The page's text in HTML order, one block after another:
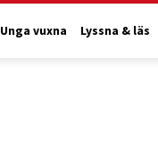
Unga vuxna Lyssna & läs